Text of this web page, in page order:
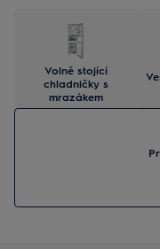
Volně stojící
chladničky s
mrazákem